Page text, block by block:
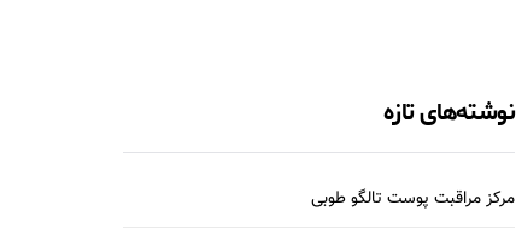
نوشته‌های تازه
مرکز مراقبت پوست تالگو طوبی